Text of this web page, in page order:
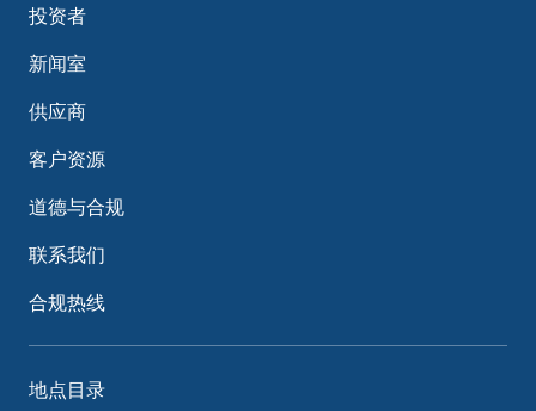
投资者
新闻室
供应商
客户资源
道德与合规
联系我们
合规热线
地点目录